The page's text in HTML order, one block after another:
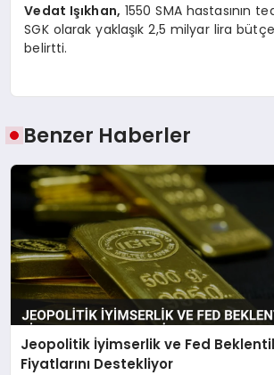
Vedat Işıkhan, 1550 SMA hastasının
SGK olarak yaklaşık 2,5 milyar lira bütçe
belirtti.
Benzer Haberler
Jeopolitik İyimserlik ve Fed
Fiyatlarını Destekliyor